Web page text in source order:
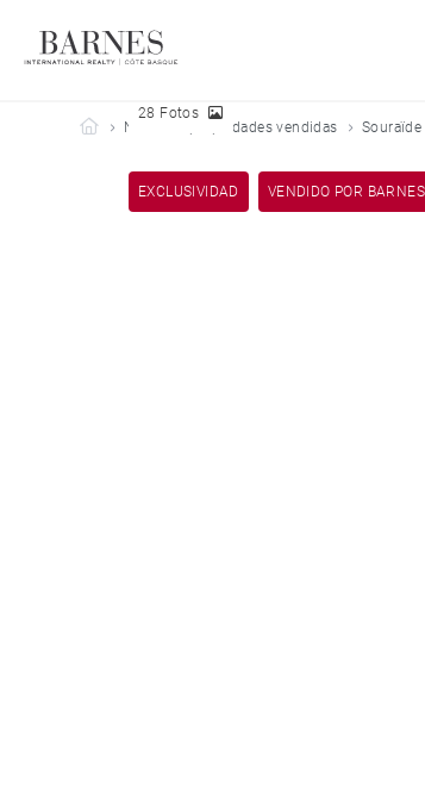
Barnes Côte Basque
Nuestras propiedades vendidas Souraïde
EXCLUSIVIDAD VENDIDO POR BARNES
28 Fotos